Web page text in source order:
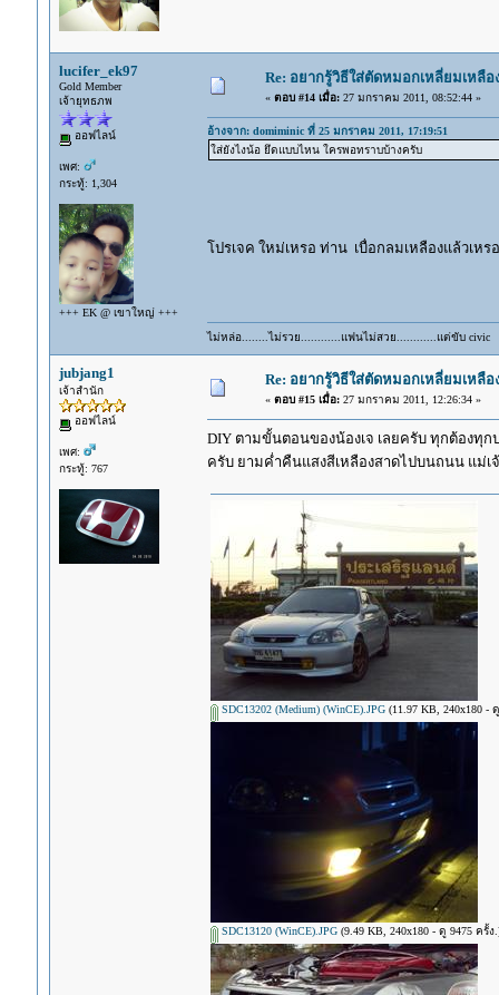
lucifer_ek97
Gold Member
เจ้ายุทธภพ
ออฟไลน์
เพศ:
กระทู้: 1,304
+++ EK @ เขาใหญ่ +++
Re: อยากรู้วิธีใส่ตัดหมอกเหลี่ยมเหลือ
« ตอบ #14 เมื่อ:27 มกราคม 2011, 08:52:44 »
อ้างจาก: domiminic ที่ 25 มกราคม 2011, 17:19:51
ใส่ยังไงน้อ ยึดแบบไหน ใครพอทราบบ้างครับ
โปรเจค ใหม่เหรอ ท่าน เบื่อกลมเหลืองแล้วเห
ไม่หล่อ........ไม่รวย............แฟนไม่สวย............แต่ขับ civic
jubjang1
เจ้าสำนัก
ออฟไลน์
เพศ:
กระทู้: 767
Re: อยากรู้วิธีใส่ตัดหมอกเหลี่ยมเหลือ
« ตอบ #15 เมื่อ:27 มกราคม 2011, 12:26:34 »
DIY ตามขั้นตอนของน้องเจ เลยครับ ทุกต้องทุ
ครับ ยามค่ำคืนแสงสีเหลืองสาดไปบนถนน แม่เ
SDC13202 (Medium) (WinCE).JPG(11.97 KB, 240x180 -
SDC13120 (WinCE).JPG(9.49 KB, 240x180 - ดู 9475 ครั้ง